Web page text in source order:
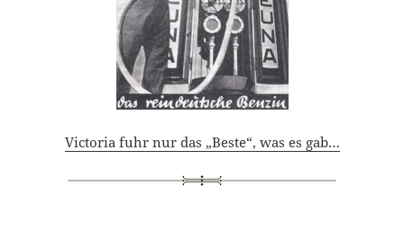
Victoria fuhr nur das „Beste“, was es gab…